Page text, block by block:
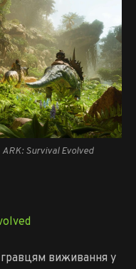
Survival Evolved
виживання у